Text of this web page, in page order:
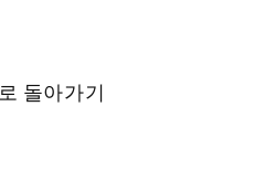
돌아가기